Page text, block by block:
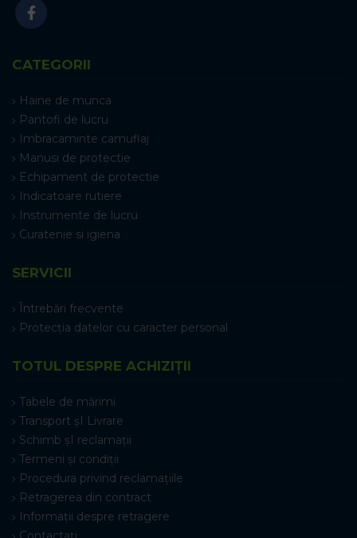
CATEGORII
Haine de munca
Pantofi de lucru
Imbracaminte camuflaj
Manusi de protectie
Echipament de protectie
Indicatoare rutiere
Instrumente de lucru
Curatenie si igiena
SERVICII
Întrebări frecvente
Protecția datelor cu caracter personal
TOTUL DESPRE ACHIZIȚII
Tabele de mărimi
Transport șI Livrare
Schimb șI reclamații
Termeni și condiții
Procedura privind reclamațiile
Retragerea din contract
Informații despre retragere